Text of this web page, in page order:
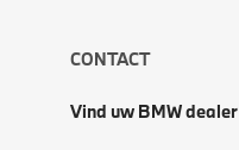
CONTACT
Vind uw BMW dealer